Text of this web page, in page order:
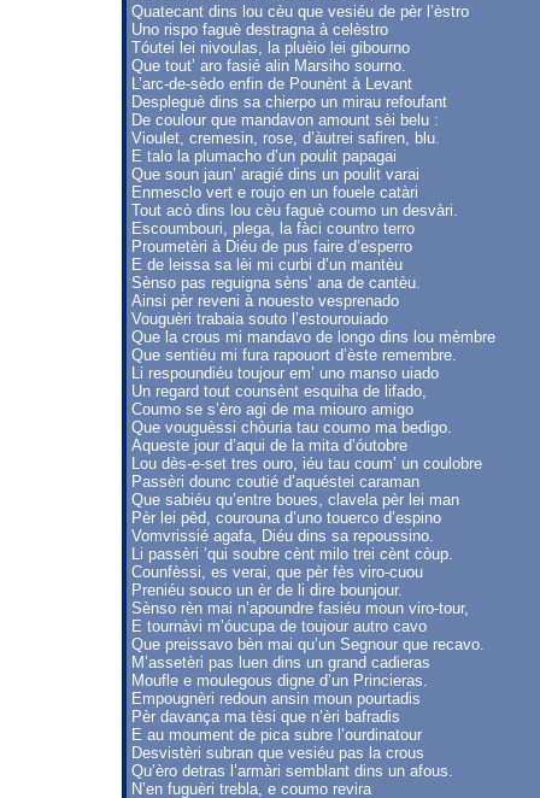
Quatecant dins lou cèu que vesiéu de pèr l’èstro
Uno rispo faguè destragna à celèstro
Tóutei lei nivoulas, la pluèio lei gibourno
Que tout’ aro fasié alin Marsiho sourno.
L’arc-de-sèdo enfin de Pounènt à Levant
Despleguè dins sa chierpo un mirau refoufant
De coulour que mandavon amount sèi belu :
Vioulet, cremesin, rose, d’àutrei safiren, blu.
E talo la plumacho d’un poulit papagai
Que soun jaun’ aragié dins un poulit varai
Enmesclo vert e roujo en un fouele catàri
Tout acò dins lou cèu faguè coumo un desvàri.
Escoumbouri, plega, la fàci countro terro
Proumetèri à Diéu de pus faire d’esperro
E de leissa sa lèi mi curbi d’un mantèu
Sènso pas reguigna sèns’ ana de cantèu.
Ainsi pèr reveni à nouesto vesprenado
Vouguèri trabaia souto l’estourouiado
Que la crous mi mandavo de longo dins lou mèmbre
Que sentiéu mi fura rapouort d’èste remembre.
Li respoundiéu toujour em’ uno manso uiado
Un regard tout counsènt esquiha de lifado,
Coumo se s’èro agi de ma miouro amigo
Que vouguèssi chòuria tau coumo ma bedigo.
Aqueste jour d’aqui de la mita d’óutobre
Lou dès-e-set tres ouro, iéu tau coum’ un coulobre
Passèri dounc coutié d’aquéstei caraman
Que sabiéu qu’entre boues, clavela pèr lei man
Pèr lei pèd, courouna d’uno touerco d’espino
Vomvrissié agafa, Diéu dins sa repoussino.
Li passèri ’qui soubre cènt milo trei cènt còup.
Counfèssi, es verai, que pèr fès viro-cuou
Preniéu souco un èr de li dire bounjour.
Sènso rèn mai n’apoundre fasiéu moun viro-tour,
E tournàvi m’óucupa de toujour autro cavo
Que preissavo bèn mai qu’un Segnour que recavo.
M’assetèri pas luen dins un grand cadieras
Moufle e moulegous digne d’un Princieras.
Empougnèri redoun ansin moun pourtadis
Pèr davança ma tèsi que n’èri bafradis
E au moument de pica subre l’ourdinatour
Desvistèri subran que vesiéu pas la crous
Qu’èro detras l’armàri semblant dins un afous.
N’en fuguèri trebla, e coumo revira